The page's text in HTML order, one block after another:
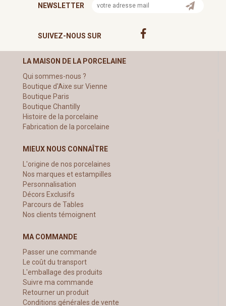
NEWSLETTER
SUIVEZ-NOUS SUR
LA MAISON DE LA PORCELAINE
Qui sommes-nous ?
Boutique d'Aixe sur Vienne
Boutique Paris
Boutique Chantilly
Histoire de la porcelaine
Fabrication de la porcelaine
MIEUX NOUS CONNAÎTRE
L'origine de nos porcelaines
Nos marques et estampilles
Personnalisation
Décors Exclusifs
Parcours de Tables
Nos clients témoignent
MA COMMANDE
Passer une commande
Le coût du transport
L'emballage des produits
Suivre ma commande
Retourner un produit
Conditions générales de vente